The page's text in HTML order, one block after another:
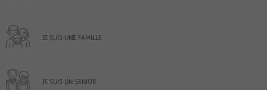
JE SUIS UNE FAMILLE
JE SUIS UN SENIOR